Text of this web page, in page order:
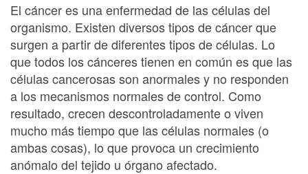
El cáncer es una enfermedad de las células del
organismo. Existen diversos tipos de cáncer que
surgen a partir de diferentes tipos de células. Lo
que todos los cánceres tienen en común es que las
células cancerosas son anormales y no responden
a los mecanismos normales de control. Como
resultado, crecen descontroladamente o viven
mucho más tiempo que las células normales (o
ambas cosas), lo que provoca un crecimiento
anómalo del tejido u órgano afectado.